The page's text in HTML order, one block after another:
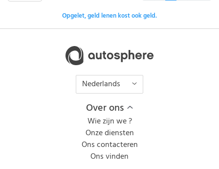
Opgelet, geld lenen kost ook geld.
Nederlands
Over ons
Wie zijn we ?
Onze diensten
Ons contacteren
Ons vinden